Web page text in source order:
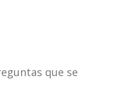
que se